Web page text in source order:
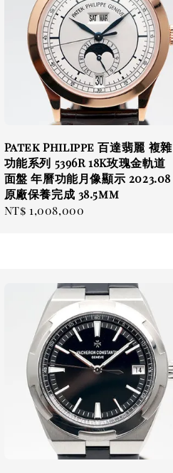
Patek Philippe 百達翡麗 複雜
功能系列 5396R 18K玫瑰金軌道
面盤 年曆功能月像顯示 2023.08
原廠保養完成 38.5mm
Regular
NT$ 1,008,000